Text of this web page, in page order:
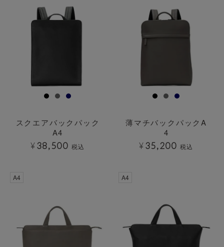
スクエアバックパック
A4
¥38,500 税込
薄マチバックパックA
4
¥35,200 税込
A4 A4